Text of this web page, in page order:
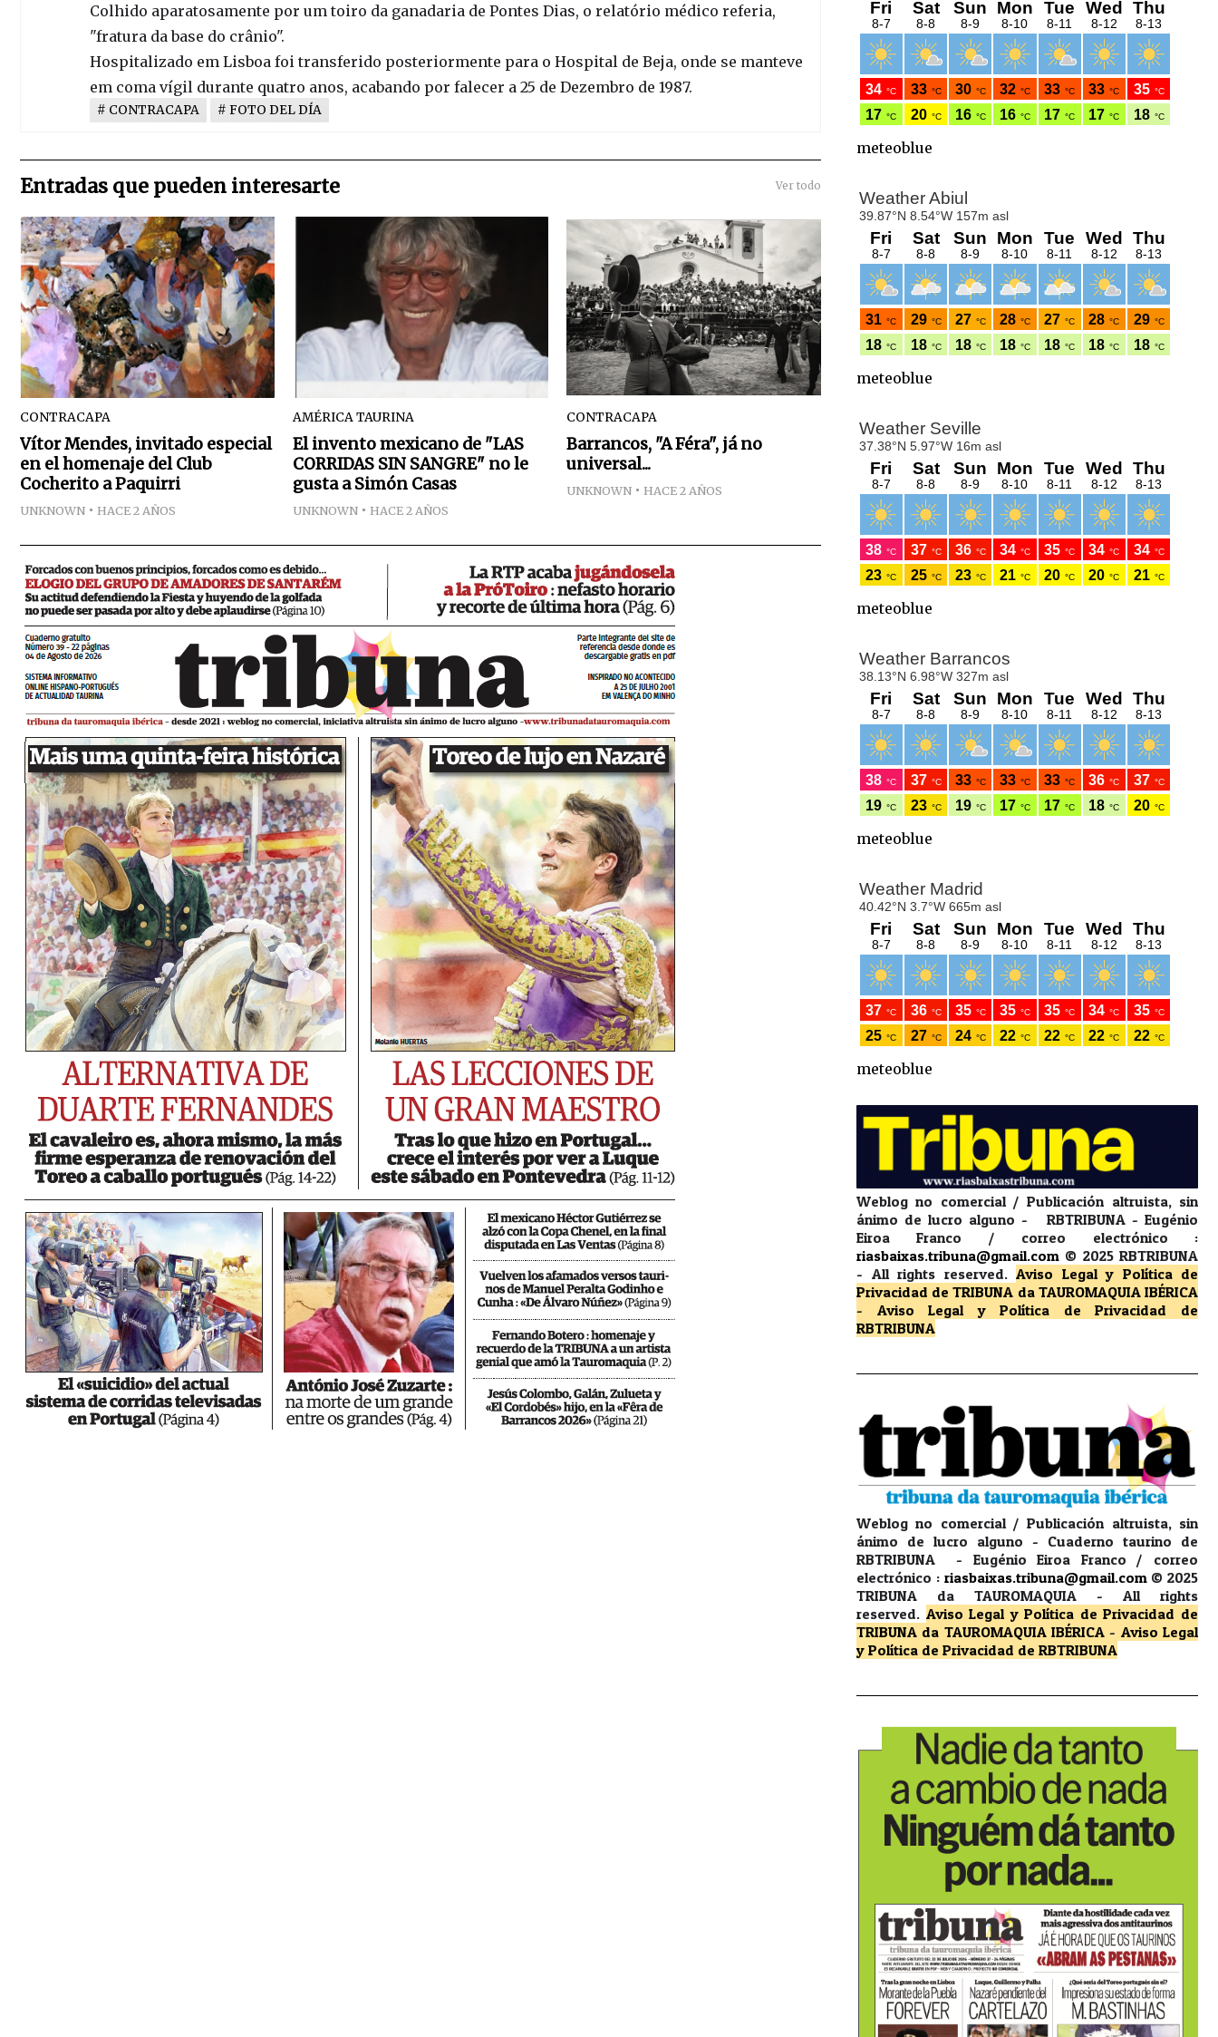
Colhido aparatosamente por um toiro da ganadaria de Pontes Dias, o relatório médico referia,
"fratura da base do crânio".
Hospitalizado em Lisboa foi transferido posteriormente para o Hospital de Beja, onde se manteve
em coma vígil durante quatro anos, acabando por falecer a 25 de Dezembro de 1987.
CONTRACAPA FOTO DEL DÍA
Entradas que pueden interesarte Ver todo
CONTRACAPA
Vítor Mendes, invitado especial
en el homenaje del Club
Cocherito a Paquirri
UNKNOWN HACE 2 AÑOS
AMÉRICA TAURINA
El invento mexicano de "LAS
CORRIDAS SIN SANGRE" no le
gusta a Simón Casas
UNKNOWN HACE 2 AÑOS
CONTRACAPA
Barrancos, "A Féra", já no
universal...
UNKNOWN HACE 2 AÑOS
meteoblue
meteoblue
meteoblue
meteoblue
meteoblue
Weblog no comercial / Publicación altruista, sin
ánimo de lucro alguno - RBTRIBUNA - Eugénio
Eiroa Franco / correo electrónico :
riasbaixas.tribuna@gmail.com © 2025 RBTRIBUNA
- All rights reserved. Aviso Legal y Política de
Privacidad de TRIBUNA da TAUROMAQUIA IBÉRICA
- Aviso Legal y Política de Privacidad
de
RBTRIBUNA
Weblog no comercial / Publicación altruista, sin
ánimo de lucro alguno - Cuaderno taurino de
RBTRIBUNA - Eugénio Eiroa Franco / correo
electrónico : riasbaixas.tribuna@gmail.com © 2025
TRIBUNA da TAUROMAQUIA - All rights
reserved. Aviso Legal y Política de Privacidad de
TRIBUNA da TAUROMAQUIA IBÉRICA - Aviso Legal
y Política de Privacidad de RBTRIBUNA